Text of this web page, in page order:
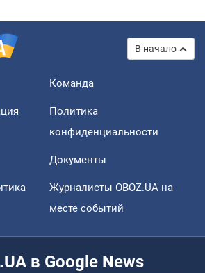
В начало
Команда
Политика
конфиденциальности
Документы
Журналисты OBOZ.UA на
месте событий
в Google News